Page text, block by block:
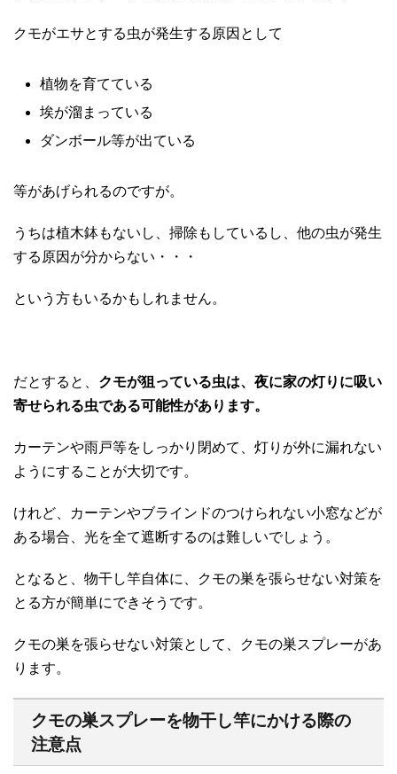
クモがエサとする虫が発生する原因として
植物を育てている
埃が溜まっている
ダンボール等が出ている
等があげられるのですが。
うちは植木鉢もないし、掃除もしているし、他の虫が発生
する原因が分からない・・・
という方もいるかもしれません。
だとすると、 クモが狙っている虫は、夜に家の灯りに吸い
寄せられる虫である可能性があります。
カーテンや雨戸等をしっかり閉めて、灯りが外に漏れない
ようにすることが大切です。
けれど、カーテンやブラインドのつけられない小窓などが
ある場合、光を全て遮断するのは難しいでしょう。
となると、物干し竿自体に、クモの巣を張らせない対策を
とる方が簡単にできそうです。
クモの巣を張らせない対策として、クモの巣スプレーがあ
ります。
クモの巣スプレーを物干し竿にかける際の
注意点